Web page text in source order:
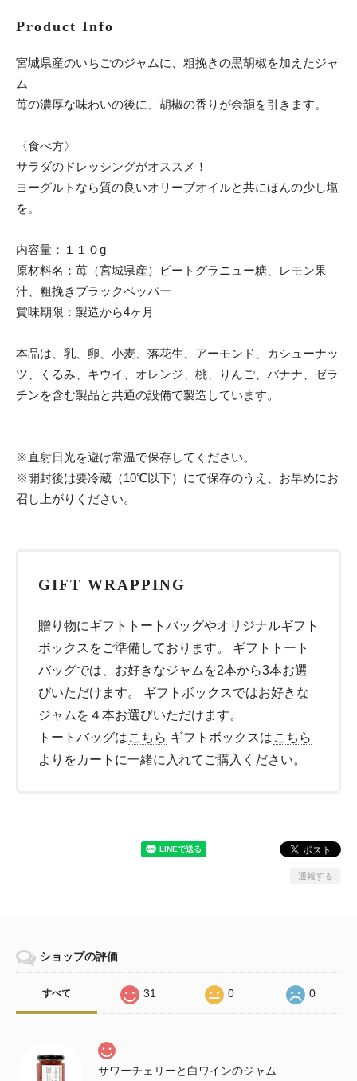
Product Info
宮城県産のいちごのジャムに、粗挽きの黒胡椒を加えたジャ
ム
苺の濃厚な味わいの後に、胡椒の香りが余韻を引きます。
〈食べ方〉
サラダのドレッシングがオススメ！
ヨーグルトなら質の良いオリーブオイルと共にほんの少し塩
を。
内容量：１１０g
原材料名：苺（宮城県産）ビートグラニュー糖、レモン果
汁、粗挽きブラックペッパー
賞味期限：製造から4ヶ月
本品は、乳、卵、小麦、落花生、アーモンド、カシューナッ
ツ、くるみ、キウイ、オレンジ、桃、りんご、バナナ、ゼラ
チンを含む製品と共通の設備で製造しています。
※直射日光を避け常温で保存してください。
※開封後は要冷蔵（10℃以下）にて保存のうえ、お早めにお
召し上がりください。
GIFT WRAPPING
贈り物にギフトトートバッグやオリジナルギフト
ボックスをご準備しております。 ギフトトート
バッグでは、お好きなジャムを2本から3本お選
びいただけます。 ギフトボックスではお好きな
ジャムを４本お選びいただけます。
トートバッグは こちら ギフトボックスは こちら
よりをカートに一緒に入れてご購入ください。
通報する
ショップの評価
すべて 31 0 0
サワーチェリーと白ワインのジャム